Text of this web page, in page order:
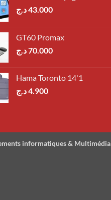
43.000د.ج
GT60 Promax
70.000د.ج
Hama Toronto 14'1
4.900د.ج
informatiques & Multimédia